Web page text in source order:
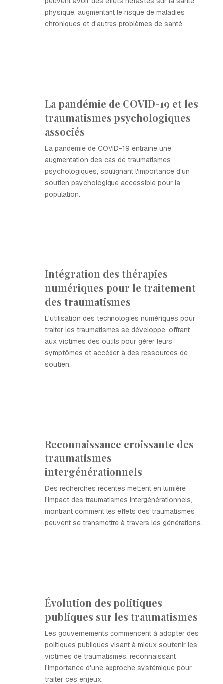
physique, augmentant le risque de maladies
chroniques et d'autres problèmes de santé.
La pandémie de COVID-19 et les
traumatismes psychologiques
associés
La pandémie de COVID-19 entraîne une
augmentation des cas de traumatismes
psychologiques, soulignant l'importance d'un
soutien psychologique accessible pour la
population.
Intégration des thérapies
numériques pour le traitement
des traumatismes
L'utilisation des technologies numériques pour
traiter les traumatismes se développe, offrant
aux victimes des outils pour gérer leurs
symptômes et accéder à des ressources de
soutien.
Reconnaissance croissante des
traumatismes
intergénérationnels
Des recherches récentes mettent en lumière
l'impact des traumatismes intergénérationnels,
montrant comment les effets des traumatismes
peuvent se transmettre à travers les générations.
Évolution des politiques
publiques sur les traumatismes
Les gouvernements commencent à adopter des
politiques publiques visant à mieux soutenir les
victimes de traumatismes, reconnaissant
l'importance d'une approche systémique pour
traiter ces enjeux.